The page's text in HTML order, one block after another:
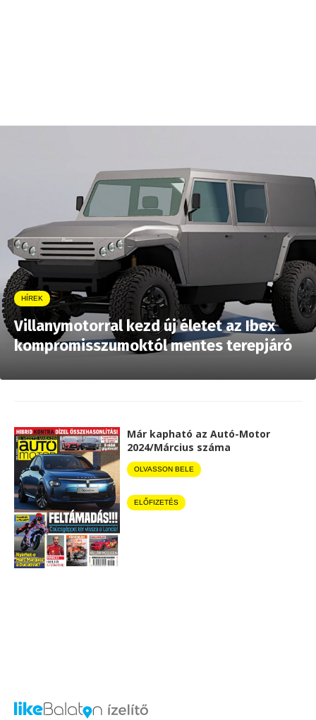
HÍREK
Villanymotorral kezd új életet az Ibex
kompromisszumoktól mentes terepjáró
Már kapható az Autó-Motor
2024/Március száma
OLVASSON BELE
ELŐFIZETÉS